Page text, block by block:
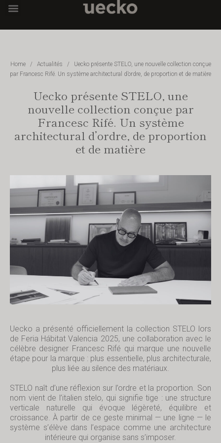
Home/ Actualités /
Uecko présente STELO, une nouvelle collection conçue
par Francesc Rifé. Un système architectural d’ordre, de proportion et de matière
Uecko présente STELO, une
nouvelle collection conçue par
Francesc Rifé. Un système
architectural d’ordre, de proportion
et de matière
Uecko a présenté officiellement la collection STELO lors
de Feria Hábitat Valencia 2025, une collaboration avec le
célèbre designer Francesc Rifé qui marque une nouvelle
étape pour la marque : plus essentielle, plus architecturale,
plus liée au silence des matériaux.
STELO naît d’une réflexion sur l’ordre et la proportion. Son
nom vient de l’italien stelo, qui signifie tige : une structure
verticale naturelle qui évoque légèreté, équilibre et
croissance. À partir de ce geste minimal — une ligne — le
système s’élève dans l’espace comme une architecture
intérieure qui organise sans s’imposer.